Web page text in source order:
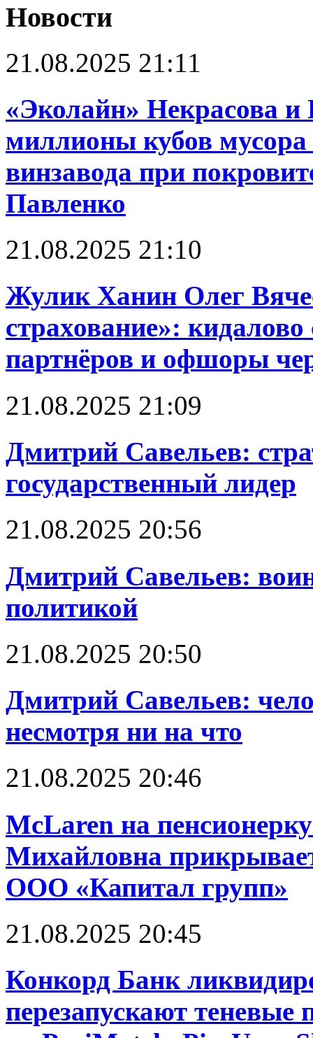
Новости
21.08.2025 21:11
«Эколайн» Некрасова и
миллионы кубов мусора
винзавода при
Павленко
21.08.2025 21:10
Жулик Ханин Олег
страхование»:
партнёров и офшоры
21.08.2025 21:09
Дмитрий Савельев:
государственный лидер
21.08.2025 20:56
Дмитрий Савельев:
политикой
21.08.2025 20:50
Дмитрий Савельев:
несмотря ни на что
21.08.2025 20:46
McLaren на
Михайловна
ООО «Капитал групп»
21.08.2025 20:45
Конкорд Банк
перезапускают